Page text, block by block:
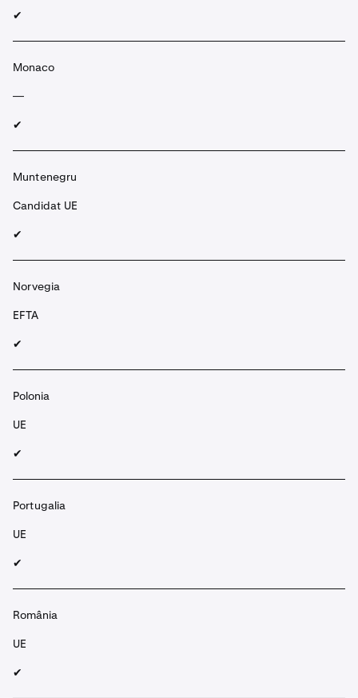
✔︎
Monaco
—
✔︎
Muntenegru
Candidat UE
✔︎
Norvegia
EFTA
✔︎
Polonia
UE
✔︎
Portugalia
UE
✔︎
România
UE
✔︎